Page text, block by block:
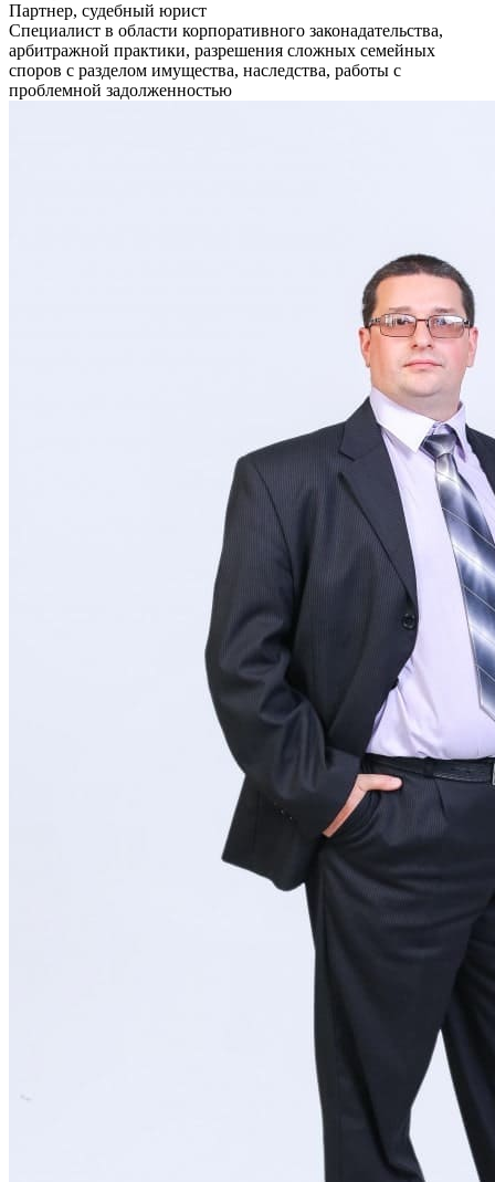
Партнер, судебный юрист
Специалист в области корпоративного законадательства,
арбитражной практики, разрешения сложных семейных
споров с разделом имущества, наследства, работы с
проблемной задолженностью